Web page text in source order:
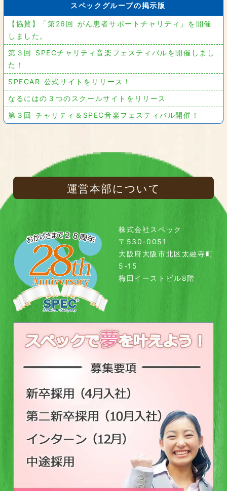
スペックグループの掲示版
【協賛】「第26回 がん患者サポートチャリティ」を開催
しました。
第３回 SPECチャリティ音楽フェスティバルを開催しまし
た！
SPECAR 公式サイトをリリース！
なるにはの３つのスクールサイトをリリース
第３回 チャリティ＆SPEC音楽フェスティバル開催！
運営本部について
株式会社スペック
〒530-0051
大阪府大阪市北区太融寺町
5-15
梅田イーストビル8階